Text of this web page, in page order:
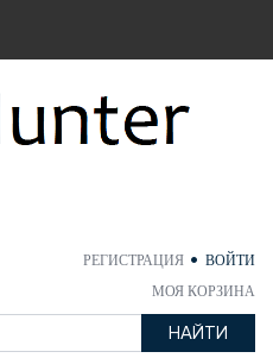
РЕГИСТРАЦИЯ
ВОЙТИ
МОЯ КОРЗИНА